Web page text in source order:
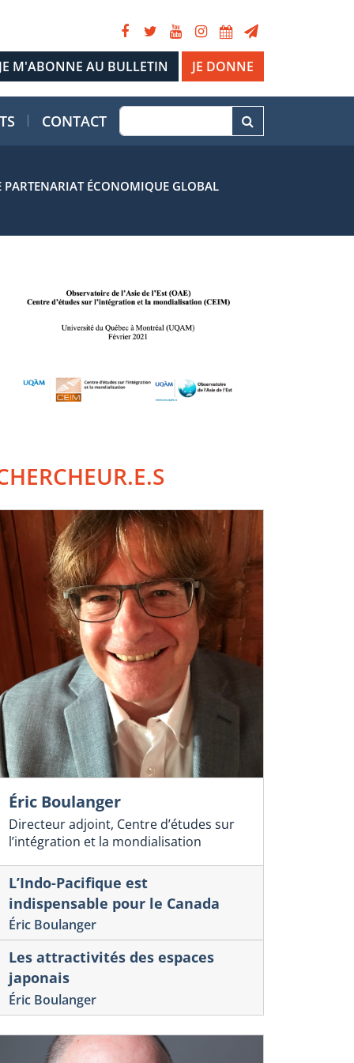
JE DONNE
CONTACT
PARTENARIAT ÉCONOMIQUE GLOBAL
Éric Boulanger
Directeur adjoint, Centre d’études sur
l’intégration et la mondialisation
L’Indo-Pacifique est
indispensable pour le Canada
Éric Boulanger
Les attractivités des espaces
japonais
Éric Boulanger